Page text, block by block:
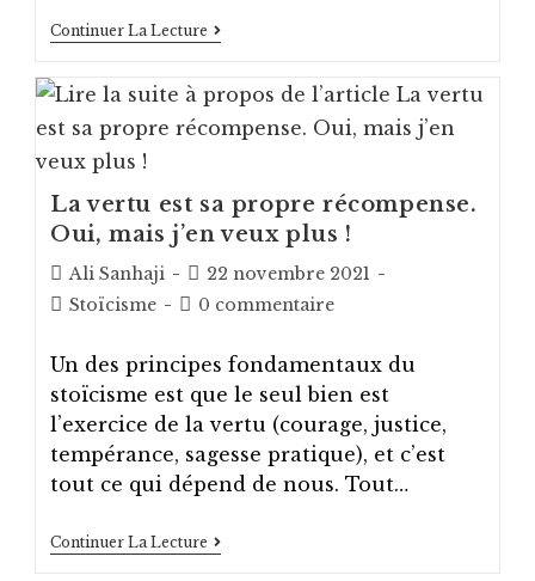
Continuer La Lecture Le
Stoïcien
Émotions
La vertu est sa propre récompense.
Oui, mais j’en veux plus !
Auteur/autrice
de
Ali Sanhaji
Post
published:
22 novembre 2021
PostStoïcisme
Post0 commentaire
Un des principes fondamentaux du
stoïcisme est que le seul bien est
l’exercice de la vertu (courage, justice,
tempérance, sagesse pratique), et c’est
tout ce qui dépend de nous. Tout…
Continuer La Lecture La
Vertu